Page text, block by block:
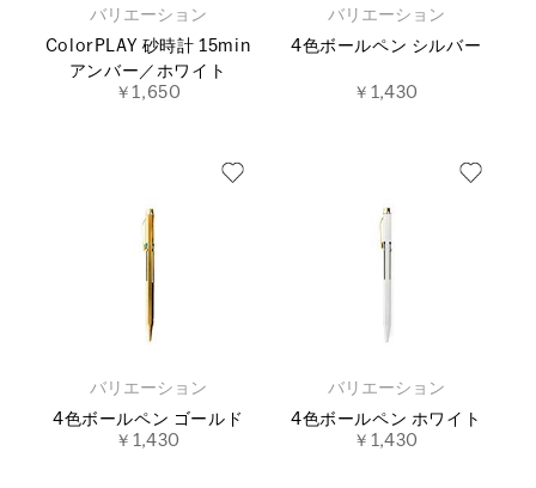
バリエーション
ColorPLAY 砂時計 15min
アンバー／ホワイト
￥1,650
バリエーション
4色ボールペン シルバー
￥1,430
バリエーション
4色ボールペン ゴールド
￥1,430
バリエーション
4色ボールペン ホワイト
￥1,430